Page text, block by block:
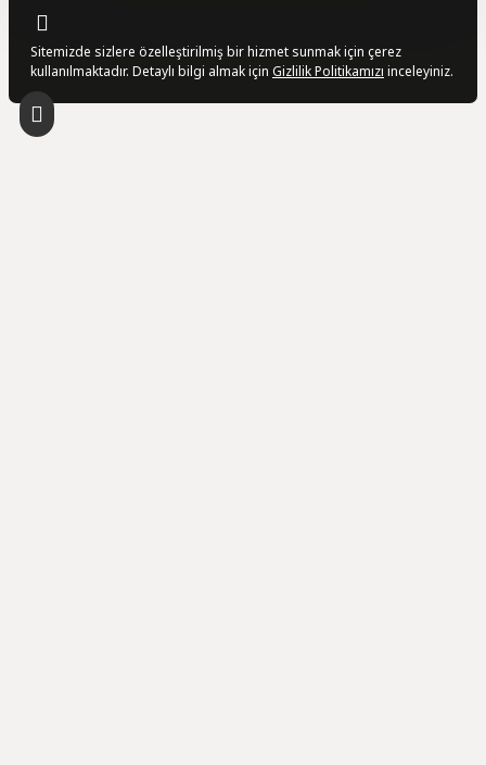
Sitemizde sizlere özelleştirilmiş bir hizmet sunmak için çerez
kullanılmaktadır. Detaylı bilgi almak için Gizlilik Politikamızı inceleyiniz.